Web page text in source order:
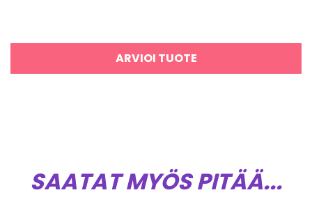
ARVIOI TUOTE
SAATAT MYÖS PITÄÄ...